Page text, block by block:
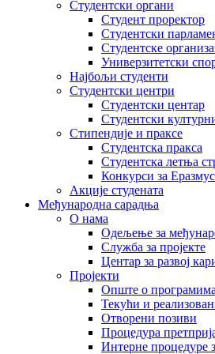
Студентски органи
Студент проректор
Студентски
Студентске
Универзитетски
Најбољи студенти
Студентски центри
Студентски центар
Студентски
Стипендије и праксе
Студентска пракса
Студентска летња
Конкурси за
Акције студената
Међународна сарадња
О нама
Одељење за
Служба за пројекте
Центар за развој
Пројекти
Опште о
Текући и
Отворени позиви
Процедура
Интерне процедуре